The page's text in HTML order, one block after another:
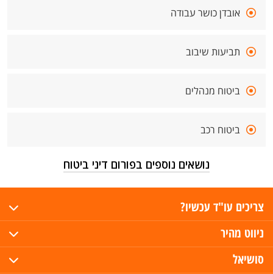
אובדן כושר עבודה
תביעות שיבוב
ביטוח מנהלים
ביטוח רכב
נושאים נוספים בפורום דיני ביטוח
צריכים עו"ד עכשיו?
ניווט מהיר
סושיאל